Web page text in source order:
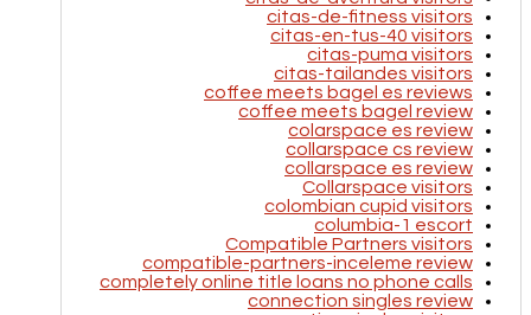
citas-de-fitness visitors
citas-en-tus-40 visitors
citas-puma visitors
citas-tailandes visitors
coffee meets bagel es reviews
coffee meets bagel review
colarspace es review
collarspace cs review
collarspace es review
Collarspace visitors
colombian cupid visitors
columbia-1 escort
Compatible Partners visitors
compatible-partners-inceleme review
completely online title loans no phone calls
connection singles review